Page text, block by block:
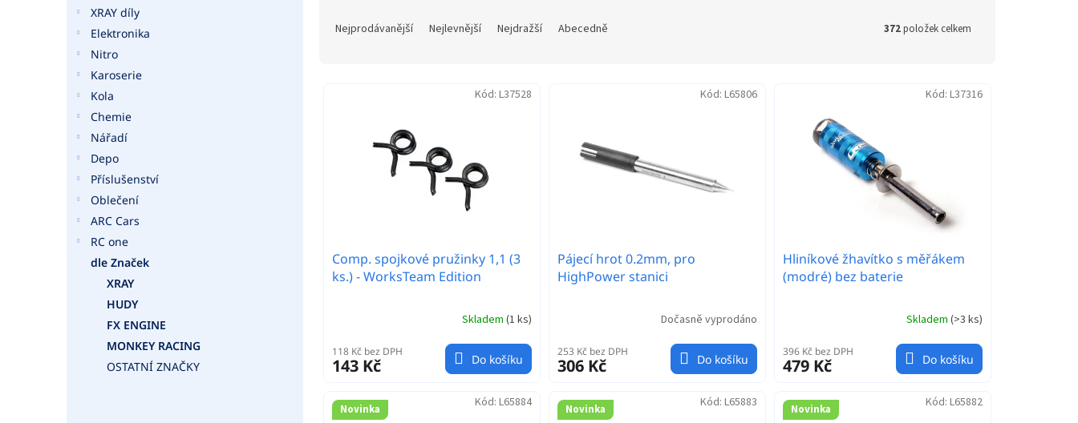
XRAY díly
Elektronika
Nitro
Karoserie
Kola
Chemie
Nářadí
Depo
Příslušenství
Oblečení
ARC Cars
RC one
dle Značek
FX ENGINE
HUDY
MONKEY RACING
XRAY
OSTATNÍ ZNAČKY
Nejprodávanější Nejlevnější Nejdražší Abecedně 372položek celkem
Comp. spojkové pružinky 1,1 (3
ks.) - WorksTeam Edition
Skladem (1 ks)
118 Kč bez DPH
143 Kč Do košíku
Kód: L37528
Pájecí hrot 0.2mm, pro
HighPower stanici
Dočasně vyprodáno
253 Kč bez DPH
306 Kč Do košíku
Kód: L65806
Hliníkové žhavítko s měřákem
(modré) bez baterie
Skladem (>3 ks)
396 Kč bez DPH
479 Kč Do košíku
Kód: L37316
Novinka Kód: L65884 Novinka Kód: L65883 Novinka Kód: L65882